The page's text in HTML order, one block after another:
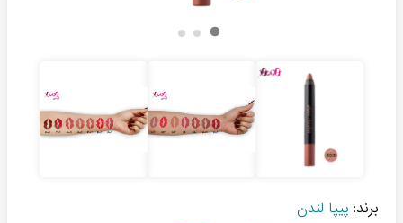
برند: پیپا لندن